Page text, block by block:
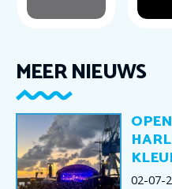
MEER NIEUWS
02-07-